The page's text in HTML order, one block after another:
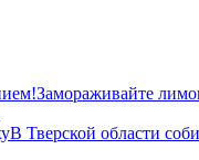
Замораживайте
В Тверской области